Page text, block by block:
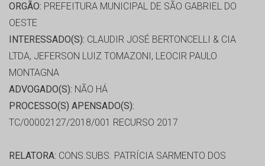
ORGÃO: PREFEITURA MUNICIPAL DE SÃO GABRIEL DO
OESTE
INTERESSADO(S): CLAUDIR JOSÉ BERTONCELLI & CIA
LTDA, JEFERSON LUIZ TOMAZONI, LEOCIR PAULO
MONTAGNA
ADVOGADO(S): NÃO HÁ
PROCESSO(S) APENSADO(S):
TC/00002127/2018/001 RECURSO 2017
RELATORA: CONS.SUBS. PATRÍCIA SARMENTO DOS